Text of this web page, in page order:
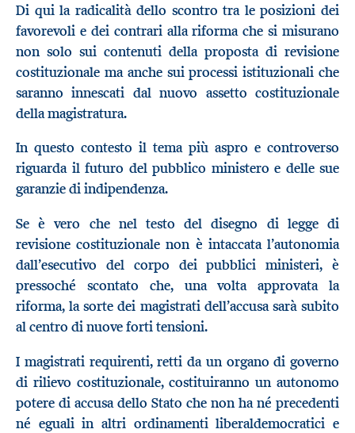
Di qui la radicalità dello scontro tra le posizioni dei
favorevoli e dei contrari alla riforma che si misurano
non solo sui contenuti della proposta di revisione
costituzionale ma anche sui processi istituzionali che
saranno innescati dal nuovo assetto costituzionale
della magistratura.
In questo contesto il tema più aspro e controverso
riguarda il futuro del pubblico ministero e delle sue
garanzie di indipendenza.
Se è vero che nel testo del disegno di legge di
revisione costituzionale non è intaccata l’autonomia
dall’esecutivo del corpo dei pubblici ministeri, è
pressoché scontato che, una volta approvata la
riforma, la sorte dei magistrati dell’accusa sarà subito
al centro di nuove forti tensioni.
I magistrati requirenti, retti da un organo di governo
di rilievo costituzionale, costituiranno un autonomo
potere di accusa dello Stato che non ha né precedenti
né eguali in altri ordinamenti liberaldemocratici e